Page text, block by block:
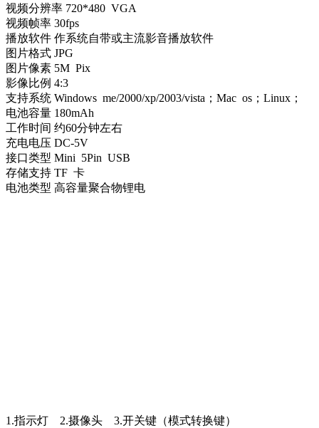
视频分辨率 720*480 VGA
视频帧率 30fps
播放软件 作系统自带或主流影音播放软件
图片格式 JPG
图片像素 5M Pix
影像比例 4:3
支持系统 Windows me/2000/xp/2003/vista；Mac os；Linux；
电池容量 180mAh
工作时间 约60分钟左右
充电电压 DC-5V
接口类型 Mini 5Pin USB
存储支持 TF 卡
电池类型 高容量聚合物锂电
1.指示灯 2.摄像头 3.开关键（模式转换键）